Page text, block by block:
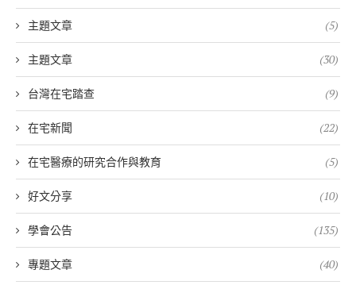
主題文章 (5)
主題文章 (30)
台灣在宅踏查 (9)
在宅新聞 (22)
在宅醫療的研究合作與教育 (5)
好文分享 (10)
學會公告 (135)
專題文章 (40)